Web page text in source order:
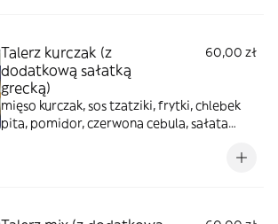
Talerz kurczak (z
dodatkową sałatką
grecką)
60,00 zł
mięso kurczak, sos tzatziki, frytki, chlebek
pita, pomidor, czerwona cebula, sałata